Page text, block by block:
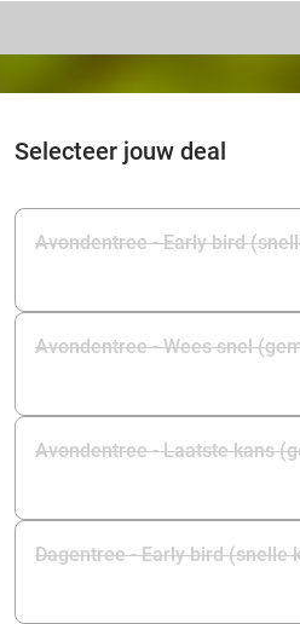
Selecteer jouw deal
Avondentree - Early bird
Avondentree - Wees snel
Avondentree - Laatste kans
Dagentree - Early bird (snelle